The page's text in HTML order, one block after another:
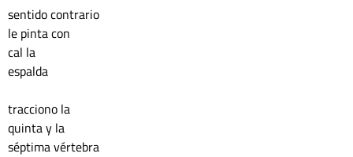
sentido contrario
le pinta con
cal la
espalda
tracciono la
quinta y la
séptima vértebra